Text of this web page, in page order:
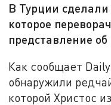
В Турции
которое
представление
Как сообщает
обнаружили
которой Христос